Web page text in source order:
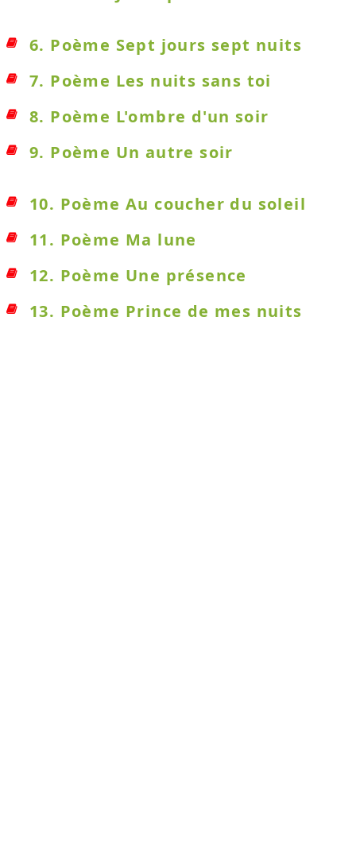
6. Poème Sept jours sept nuits
7. Poème Les nuits sans toi
8. Poème L'ombre d'un soir
9. Poème Un autre soir
10. Poème Au coucher du soleil
11. Poème Ma lune
12. Poème Une présence
13. Poème Prince de mes nuits